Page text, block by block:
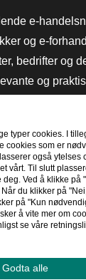
e-
og e-
bedrifter og
og
typer cookies. I
cookies som er
også ytelses
vårt. Til slutt
Ved å klikke på
du klikker på
på "Kun
å vite mer om
se våre
Godta alle